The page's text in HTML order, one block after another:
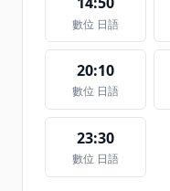
數位 日語
20:10
數位 日語
23:30
數位 日語